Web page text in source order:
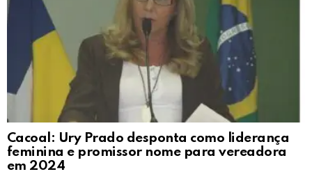
Cacoal: Ury Prado desponta como liderança
feminina e promissor nome para vereadora
em 2024